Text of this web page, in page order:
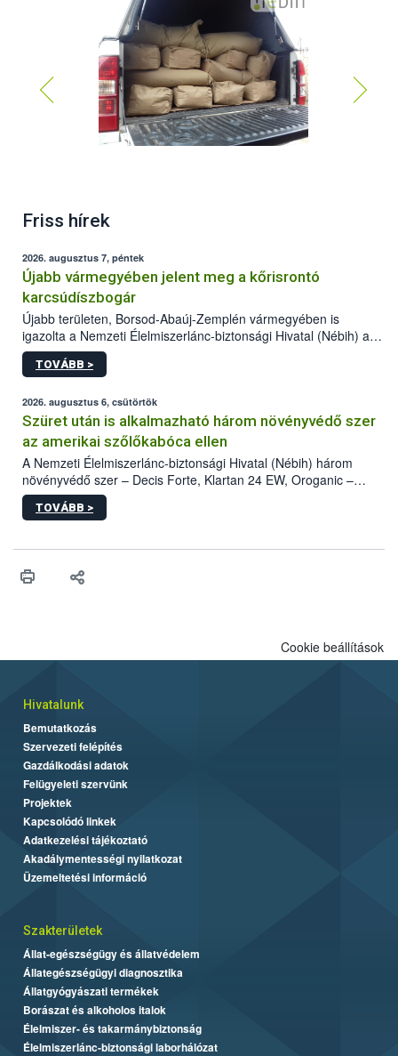
Friss hírek
2026. augusztus 7, péntek
Újabb vármegyében jelent meg a kőrisrontó
karcsúdíszbogár
Újabb területen, Borsod-Abaúj-Zemplén vármegyében is
igazolta a Nemzeti Élelmiszerlánc-biztonsági Hivatal (Nébih) a
kőrisrontó karcsúdíszbogár (Agrilus planipennis) jelenlétét. A
kártevőt nem csak színcsapdában találták meg, de már fertőzött
az intenzív felderítést, emellett az intézkedéseket a szlovák
hatósággal is összehangolják a terjedés megállítása érdekében.
TOVÁBB >
2026. augusztus 6, csütörtök
Szüret után is alkalmazható három növényvédő szer
az amerikai szőlőkabóca ellen
A Nemzeti Élelmiszerlánc-biztonsági Hivatal (Nébih) három
növényvédő szer – Decis Forte, Klartan 24 EW, Oroganic –
engedélyokiratát módosította, így azok a szüretet követően,
egészen a vesszőérettség (BBCH 91) stádiumáig
érésű szőlőkben is legyen lehetőség a károsító elleni további
felhasználók számára is elérhető és ökológiai termesztésben is
TOVÁBB >
Cookie beállítások
Hivatalunk
Bemutatkozás
Szervezeti felépítés
Gazdálkodási adatok
Felügyeleti szervünk
Projektek
Kapcsolódó linkek
Adatkezelési tájékoztató
Akadálymentességi nyilatkozat
Üzemeltetési információ
Szakterületek
Állat-egészségügy és állatvédelem
Állategészségügyi diagnosztika
Állatgyógyászati termékek
Borászat és alkoholos italok
Élelmiszer- és takarmánybiztonság
Élelmiszerlánc-biztonsági laborhálózat